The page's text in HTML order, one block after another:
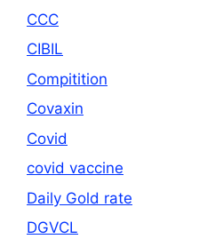
CCC
CIBIL
Compitition
Covaxin
Covid
covid vaccine
Daily Gold rate
DGVCL